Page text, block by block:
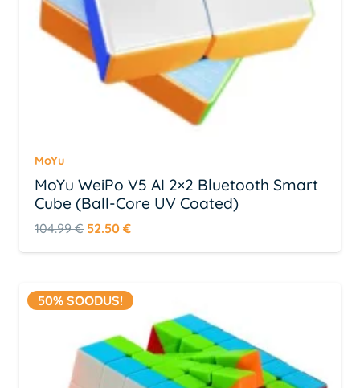
MoYu
MoYu WeiPo V5 AI 2×2 Bluetooth Smart
Cube (Ball-Core UV Coated)
104.99€ Algne
hind
104.99 €.
52.50€Praegune
hind
52.50 €.
50% SOODUS!